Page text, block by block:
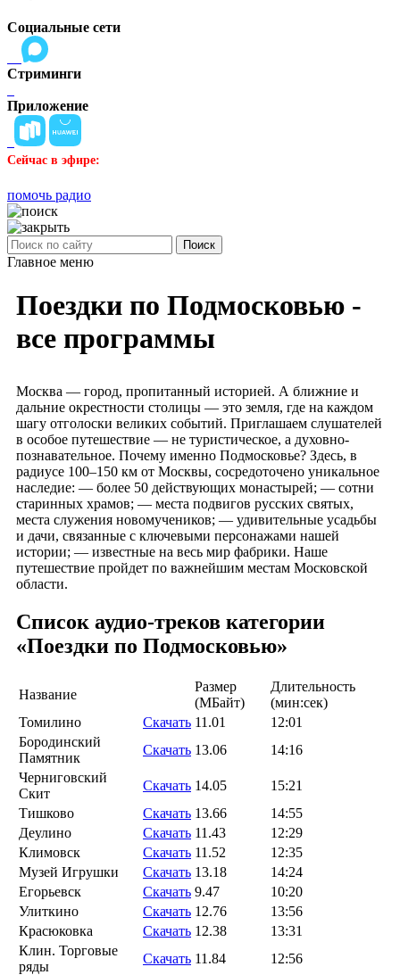
Социальные сети
Стриминги
Приложение
Сейчас в эфире:
помочь радио
Поиск
Главное меню
Поездки по Подмосковью -
все программы
Москва — город, пропитанный историей. А ближние и
дальние окрестности столицы — это земля, где на каждом
шагу отголоски великих событий. Приглашаем слушателей
в особое путешествие — не туристическое, а духовно-
познавательное. Почему именно Подмосковье? Здесь, в
радиусе 100–150 км от Москвы, сосредоточено уникальное
наследие: — более 50 действующих монастырей; — сотни
старинных храмов; — места подвигов русских святых,
места служения новомучеников; — удивительные усадьбы
и дачи, связанные с ключевыми персонажами нашей
истории; — известные на весь мир фабрики. Наше
путешествие пройдет по важнейшим местам Московской
области.
Список аудио-треков категории
«Поездки по Подмосковью»
Название
Размер
(MБайт)
Длительность
(мин:сек)
Томилино
Скачать 11.01
12:01
Бородинский
Памятник
Скачать 13.06
14:16
Черниговский
Скит
Скачать 14.05
15:21
Тишково
Скачать 13.66
14:55
Деулино
Скачать 11.43
12:29
Климовск
Скачать 11.52
12:35
Музей Игрушки
Скачать 13.18
14:24
Егорьевск
Скачать 9.47
10:20
Улиткино
Скачать 12.76
13:56
Красюковка
Скачать 12.38
13:31
Клин. Торговые
ряды
Скачать 11.84
12:56